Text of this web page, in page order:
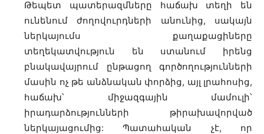
Թեպետ պատերազմները հաճախ տեղի են
ունենում ժողովուրդների անունից, սակայն
ներկայումս քաղաքացիները
տեղեկատվություն են ստանում իրենց
բնակավայրում ընթացող գործողությունների
մասին ոչ թե անձնական փորձից, այլ լրահոսից,
հաճախ՝ միջազգային մամուլի՝
իրադարձությունների թիրախավորված
ներկայացումից: Պատահական չէ, որ